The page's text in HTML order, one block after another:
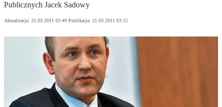
Publicznych Jacek Sadowy
Aktualizacja: 21.03.2011 03:49 Publikacja: 21.03.2011 03:15